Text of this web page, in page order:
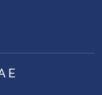
E